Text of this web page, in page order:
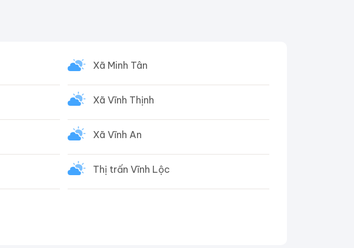
Xã Minh Tân
Xã Vĩnh Thịnh
Xã Vĩnh An
Thị trấn Vĩnh Lộc